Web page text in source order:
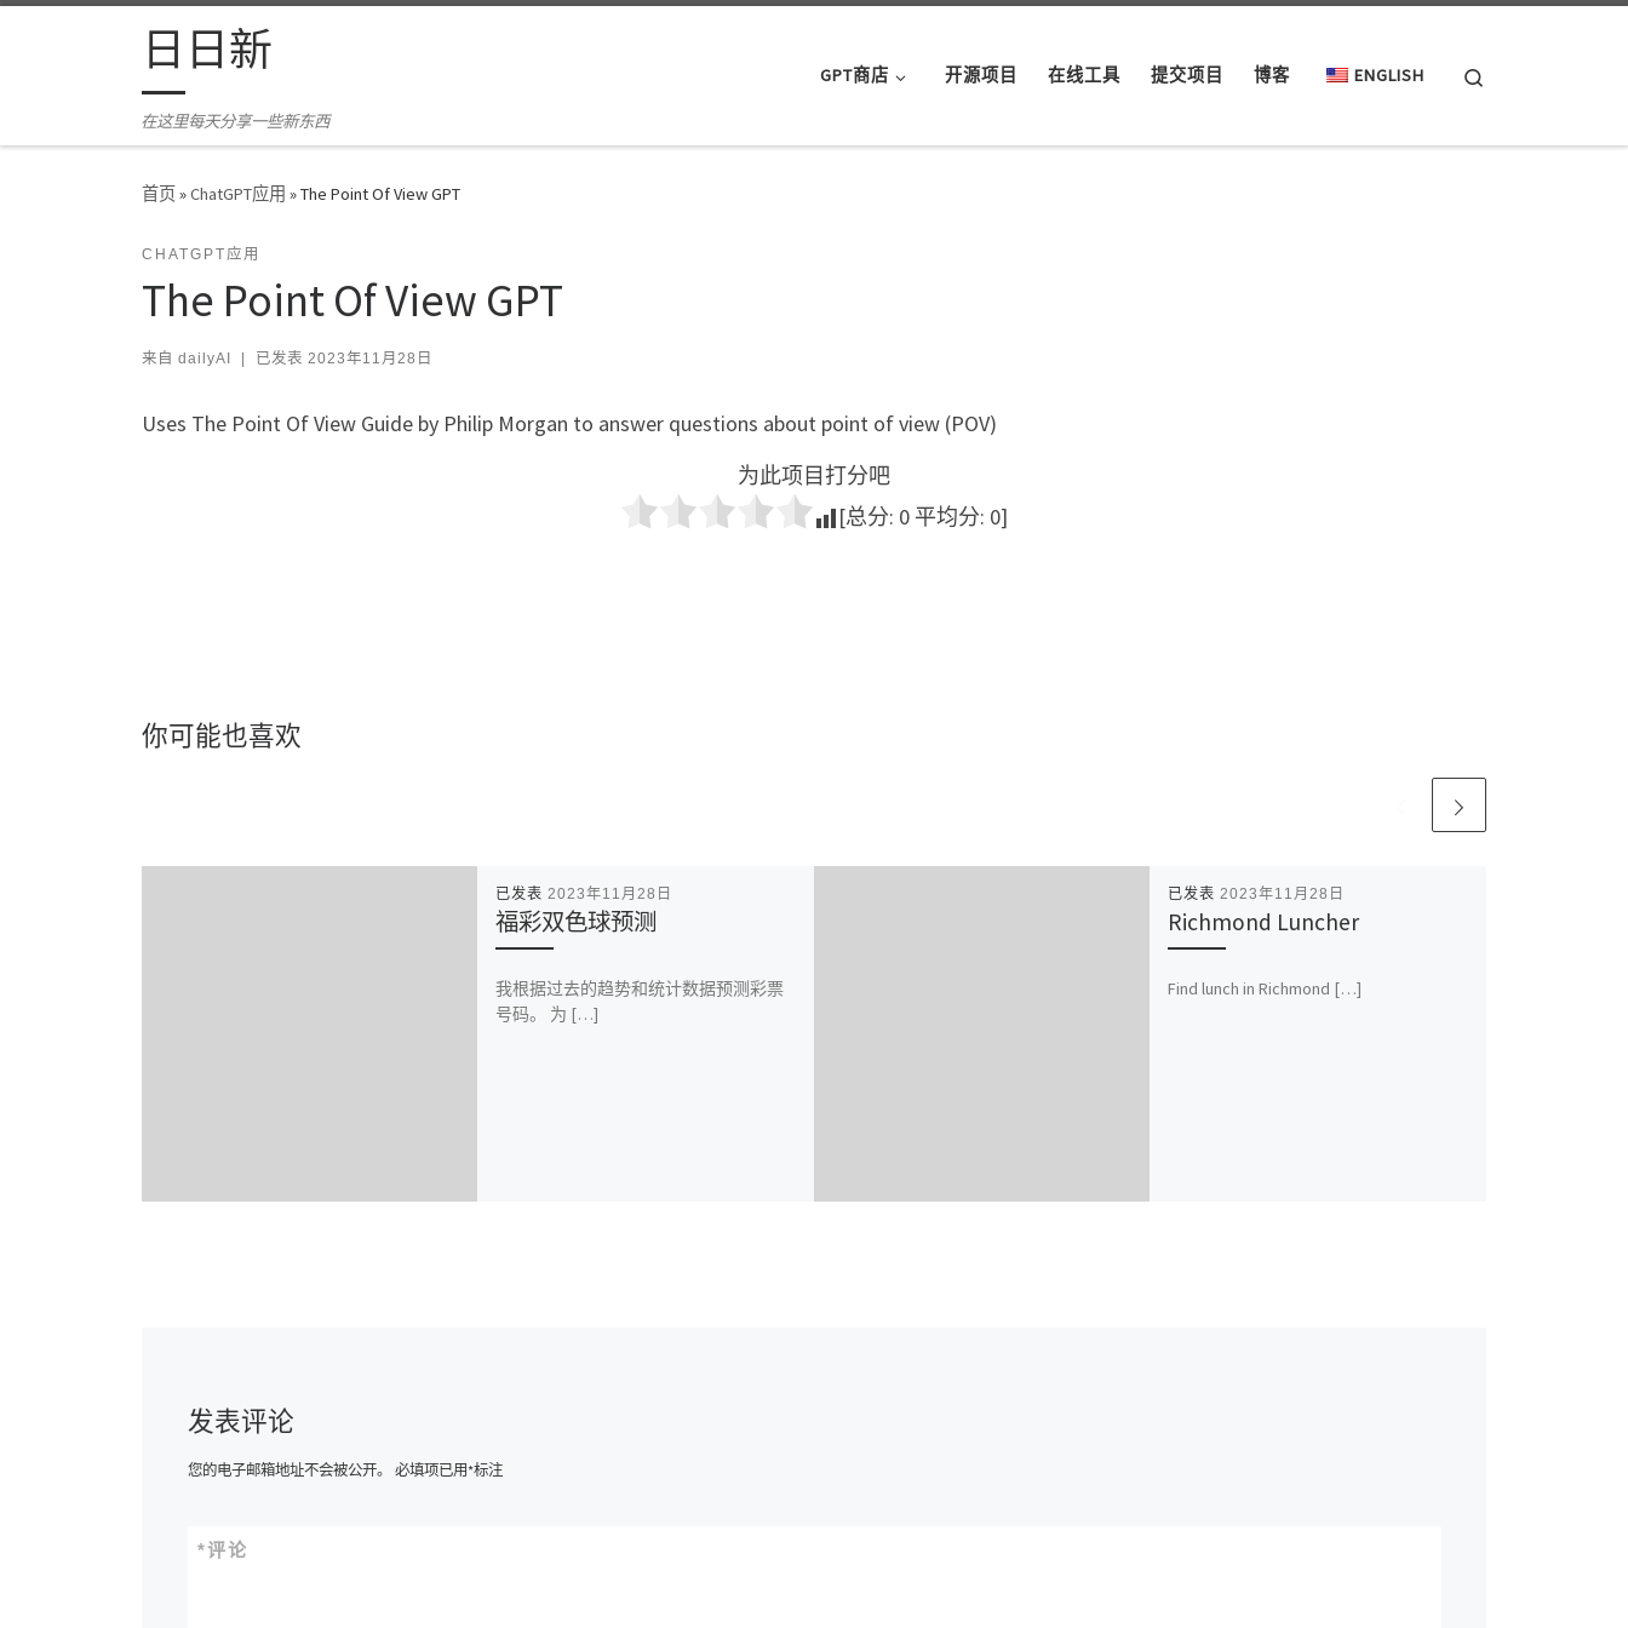
Skip to content日日新
在这里每天分享一些新东西
GPT商店 开源项目 在线工具 提交项目 博客 ENGLISH
首页»ChatGPT应用 »The Point Of View GPT
CHATGPT应用
The Point Of View GPT
来自 dailyAI 已发表 2023年11月28日
Uses The Point Of View Guide by Philip Morgan to answer questions about point of view (POV)
为此项目打分吧
[总分: 0 平均分: 0]
你可能也喜欢
已发表 2023年11月28日
福彩双色球预测
我根据过去的趋势和统计数据预测彩票
号码。 为 […]
已发表 2023年11月28日
Richmond Luncher
Find lunch in Richmond […]
发表评论
您的电子邮箱地址不会被公开。 必填项已用*标注
评论
*